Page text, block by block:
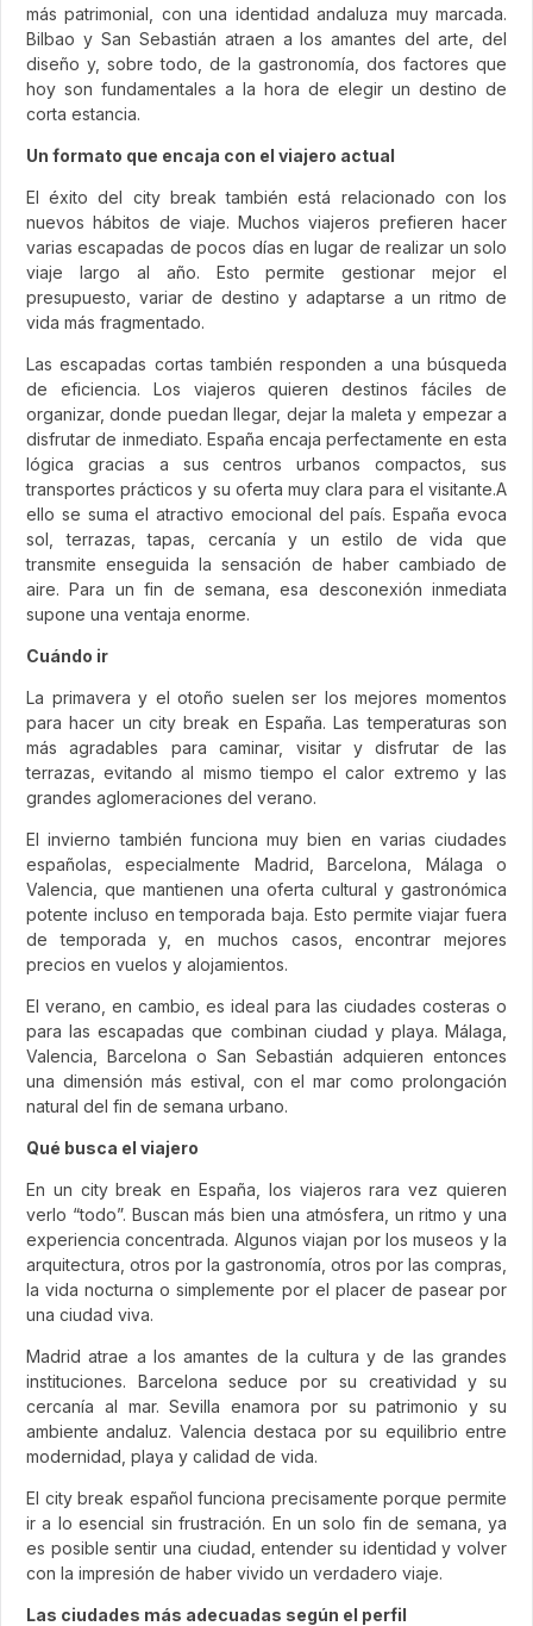
más patrimonial, con una identidad andaluza muy marcada.
Bilbao y San Sebastián atraen a los amantes del arte, del
diseño y, sobre todo, de la gastronomía, dos factores que
hoy son fundamentales a la hora de elegir un destino de
corta estancia.
Un formato que encaja con el viajero actual
El éxito del city break también está relacionado con los
nuevos hábitos de viaje. Muchos viajeros prefieren hacer
varias escapadas de pocos días en lugar de realizar un solo
viaje largo al año. Esto permite gestionar mejor el
presupuesto, variar de destino y adaptarse a un ritmo de
vida más fragmentado.
Las escapadas cortas también responden a una búsqueda
de eficiencia. Los viajeros quieren destinos fáciles de
organizar, donde puedan llegar, dejar la maleta y empezar a
disfrutar de inmediato. España encaja perfectamente en esta
lógica gracias a sus centros urbanos compactos, sus
transportes prácticos y su oferta muy clara para el visitante.A
ello se suma el atractivo emocional del país. España evoca
sol, terrazas, tapas, cercanía y un estilo de vida que
transmite enseguida la sensación de haber cambiado de
aire. Para un fin de semana, esa desconexión inmediata
supone una ventaja enorme.
Cuándo ir
La primavera y el otoño suelen ser los mejores momentos
para hacer un city break en España. Las temperaturas son
más agradables para caminar, visitar y disfrutar de las
terrazas, evitando al mismo tiempo el calor extremo y las
grandes aglomeraciones del verano.
El invierno también funciona muy bien en varias ciudades
españolas, especialmente Madrid, Barcelona, Málaga o
Valencia, que mantienen una oferta cultural y gastronómica
potente incluso en temporada baja. Esto permite viajar fuera
de temporada y, en muchos casos, encontrar mejores
precios en vuelos y alojamientos.
El verano, en cambio, es ideal para las ciudades costeras o
para las escapadas que combinan ciudad y playa. Málaga,
Valencia, Barcelona o San Sebastián adquieren entonces
una dimensión más estival, con el mar como prolongación
natural del fin de semana urbano.
Qué busca el viajero
En un city break en España, los viajeros rara vez quieren
verlo “todo”. Buscan más bien una atmósfera, un ritmo y una
experiencia concentrada. Algunos viajan por los museos y la
arquitectura, otros por la gastronomía, otros por las compras,
la vida nocturna o simplemente por el placer de pasear por
una ciudad viva.
Madrid atrae a los amantes de la cultura y de las grandes
instituciones. Barcelona seduce por su creatividad y su
cercanía al mar. Sevilla enamora por su patrimonio y su
ambiente andaluz. Valencia destaca por su equilibrio entre
modernidad, playa y calidad de vida.
El city break español funciona precisamente porque permite
ir a lo esencial sin frustración. En un solo fin de semana, ya
es posible sentir una ciudad, entender su identidad y volver
con la impresión de haber vivido un verdadero viaje.
Las ciudades más adecuadas según el perfil